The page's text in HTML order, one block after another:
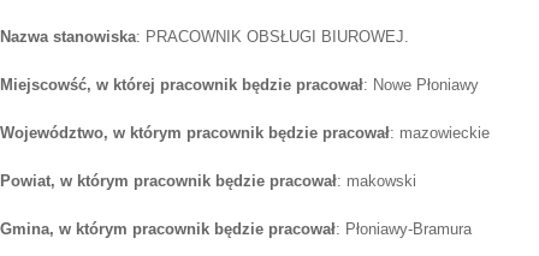
Nazwa stanowiska: PRACOWNIK OBSŁUGI BIUROWEJ.
Miejscowść, w której pracownik będzie pracował: Nowe Płoniawy
Województwo, w którym pracownik będzie pracował: mazowieckie
Powiat, w którym pracownik będzie pracował: makowski
Gmina, w którym pracownik będzie pracował: Płoniawy-Bramura